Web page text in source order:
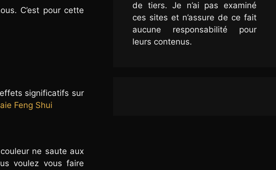
C’est pour cette
significatifs sur
Feng Shui
ne saute aux
voulez vous faire
de tiers. Je n’ai pas examiné
ces sites et n’assure de ce fait
aucune responsabilité pour
leurs contenus.